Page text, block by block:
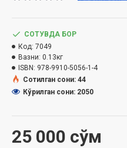
25 000 сўм
СОТУВДА БОР
Код: 7049
Вазни: 0.13кг
ISBN: 978-9910-5056-1-4
Сотилган сони: 44
Кўрилган сони: 2050